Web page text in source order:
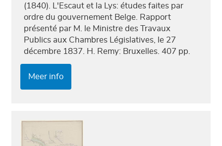
(1840). L'Escaut et la Lys: études faites par
ordre du gouvernement Belge. Rapport
présenté par M. le Ministre des Travaux
Publics aux Chambres Législatives, le 27
décembre 1837. H. Remy: Bruxelles. 407 pp.
Meer info